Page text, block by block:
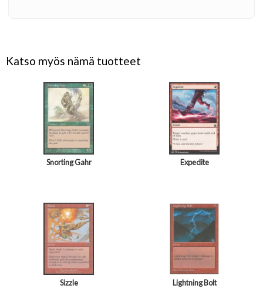
Katso myös nämä tuotteet
Snorting Gahr Expedite
Sizzle Lightning Bolt